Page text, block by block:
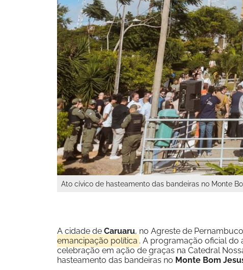
Ato cívico de hasteamento das bandeiras no Monte
A cidade de Caruaru, no Agreste de
emancipação política . A programação oficial do
celebração em ação de graças na Catedral
hasteamento das bandeiras no Monte Bom